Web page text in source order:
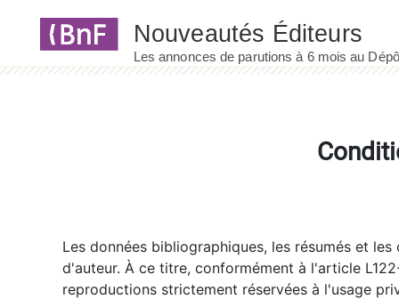
Les données bibliographiques, les résumés et
d'auteur. À ce titre, conformément à l'article
reproductions strictement réservées à l'usage